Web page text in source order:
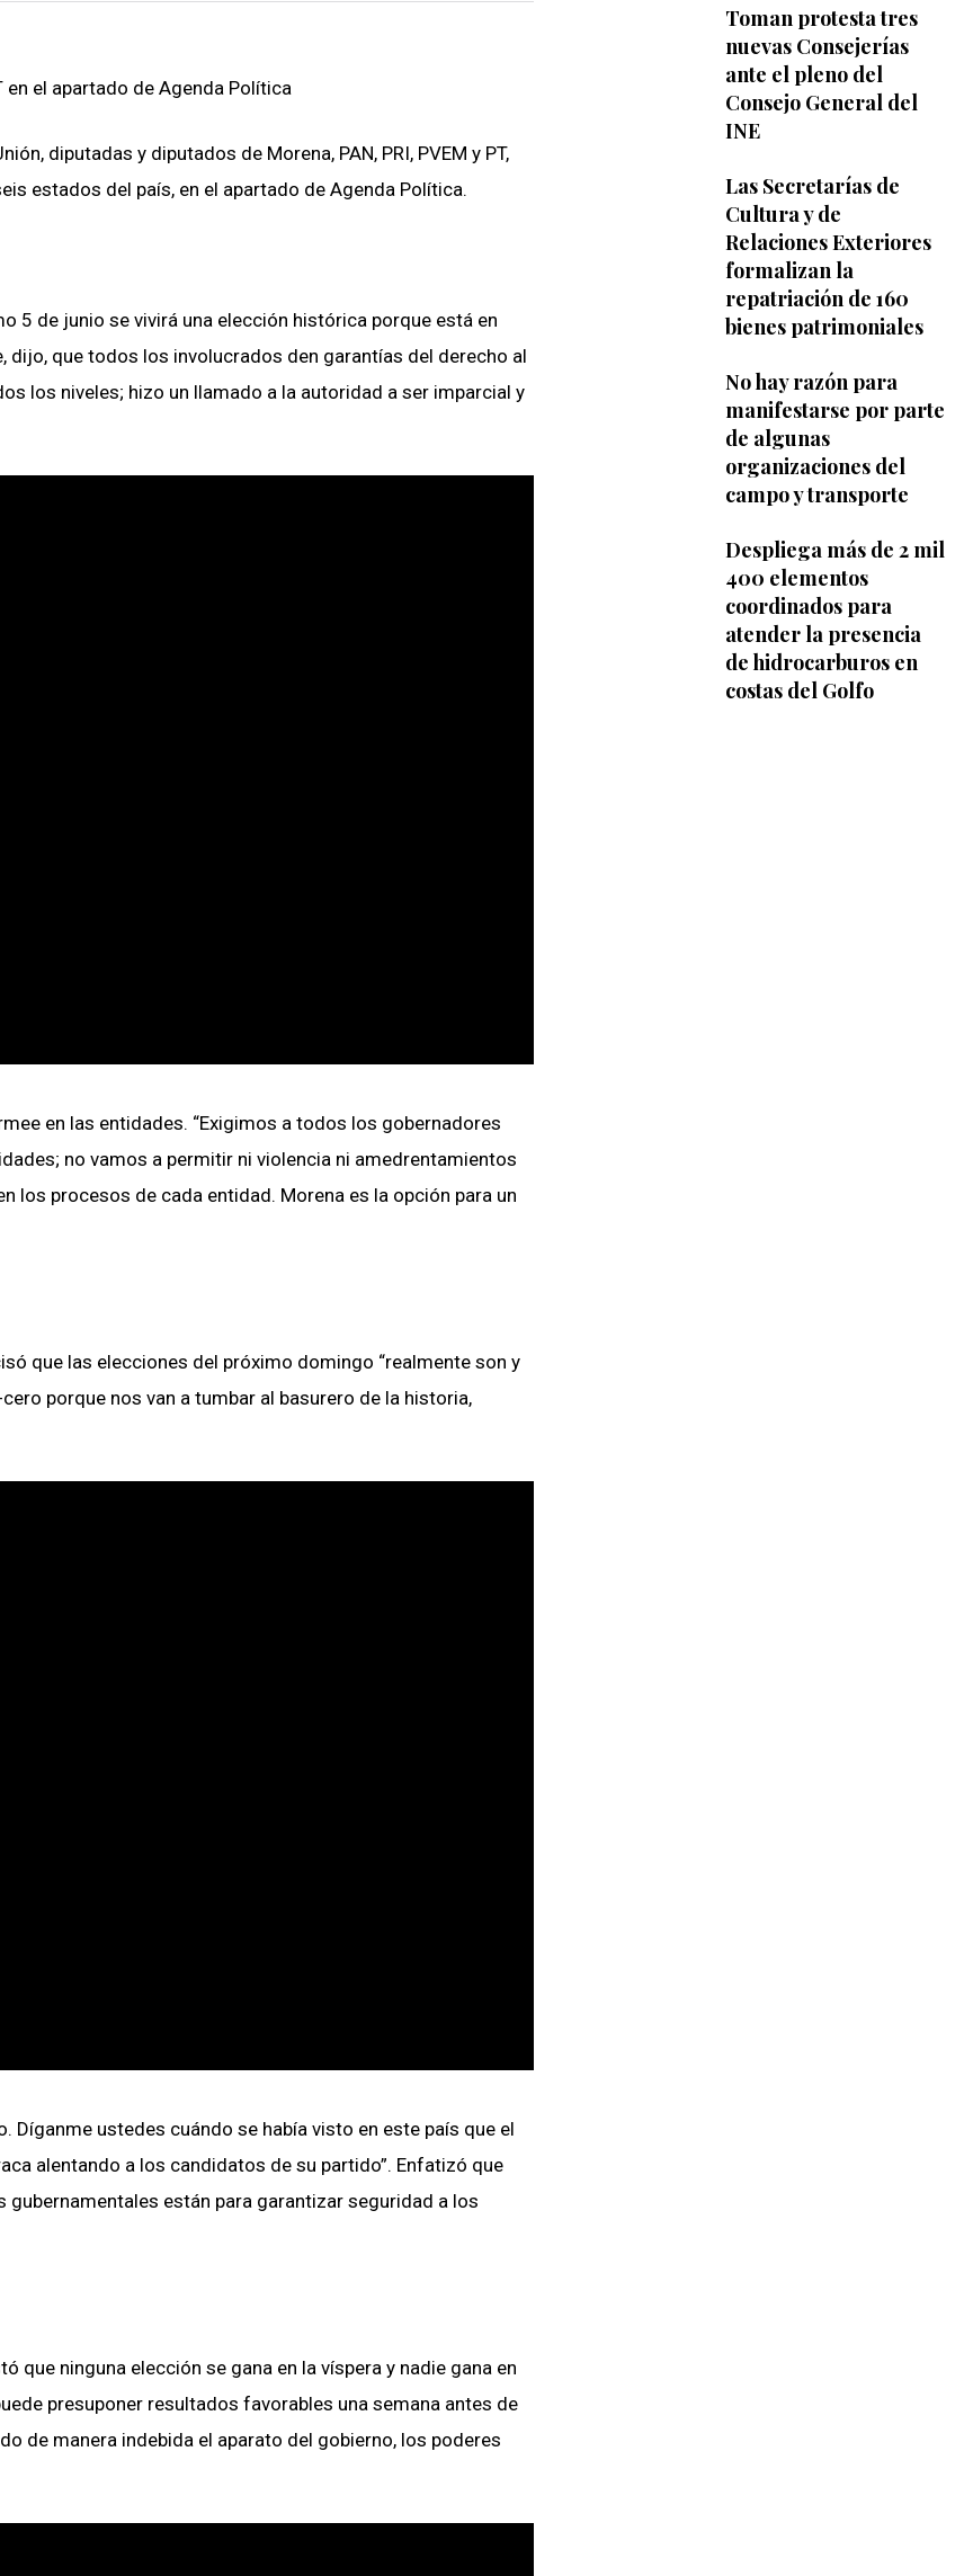
en el apartado de Agenda Política
diputadas y diputados de Morena, PAN, PRI, PVEM y PT,
estados del país, en el apartado de Agenda Política.
5 de junio se vivirá una elección histórica porque está en
que todos los involucrados den garantías del derecho al
los niveles; hizo un llamado a la autoridad a ser imparcial y
en las entidades. “Exigimos a todos los gobernadores
no vamos a permitir ni violencia ni amedrentamientos
los procesos de cada entidad. Morena es la opción para un
que las elecciones del próximo domingo “realmente son y
porque nos van a tumbar al basurero de la historia,
Díganme ustedes cuándo se había visto en este país que el
alentando a los candidatos de su partido”. Enfatizó que
están para garantizar seguridad a los
que ninguna elección se gana en la víspera y nadie gana en
presuponer resultados favorables una semana antes de
de manera indebida el aparato del gobierno, los poderes
Toman protesta tres
nuevas Consejerías
ante el pleno del
Consejo General del
INE
Las Secretarías de
Cultura y de
Relaciones Exteriores
formalizan la
repatriación de 160
bienes patrimoniales
No hay razón para
manifestarse por parte
de algunas
organizaciones del
campo y transporte
Despliega más de 2 mil
400 elementos
coordinados para
atender la presencia
de hidrocarburos en
costas del Golfo